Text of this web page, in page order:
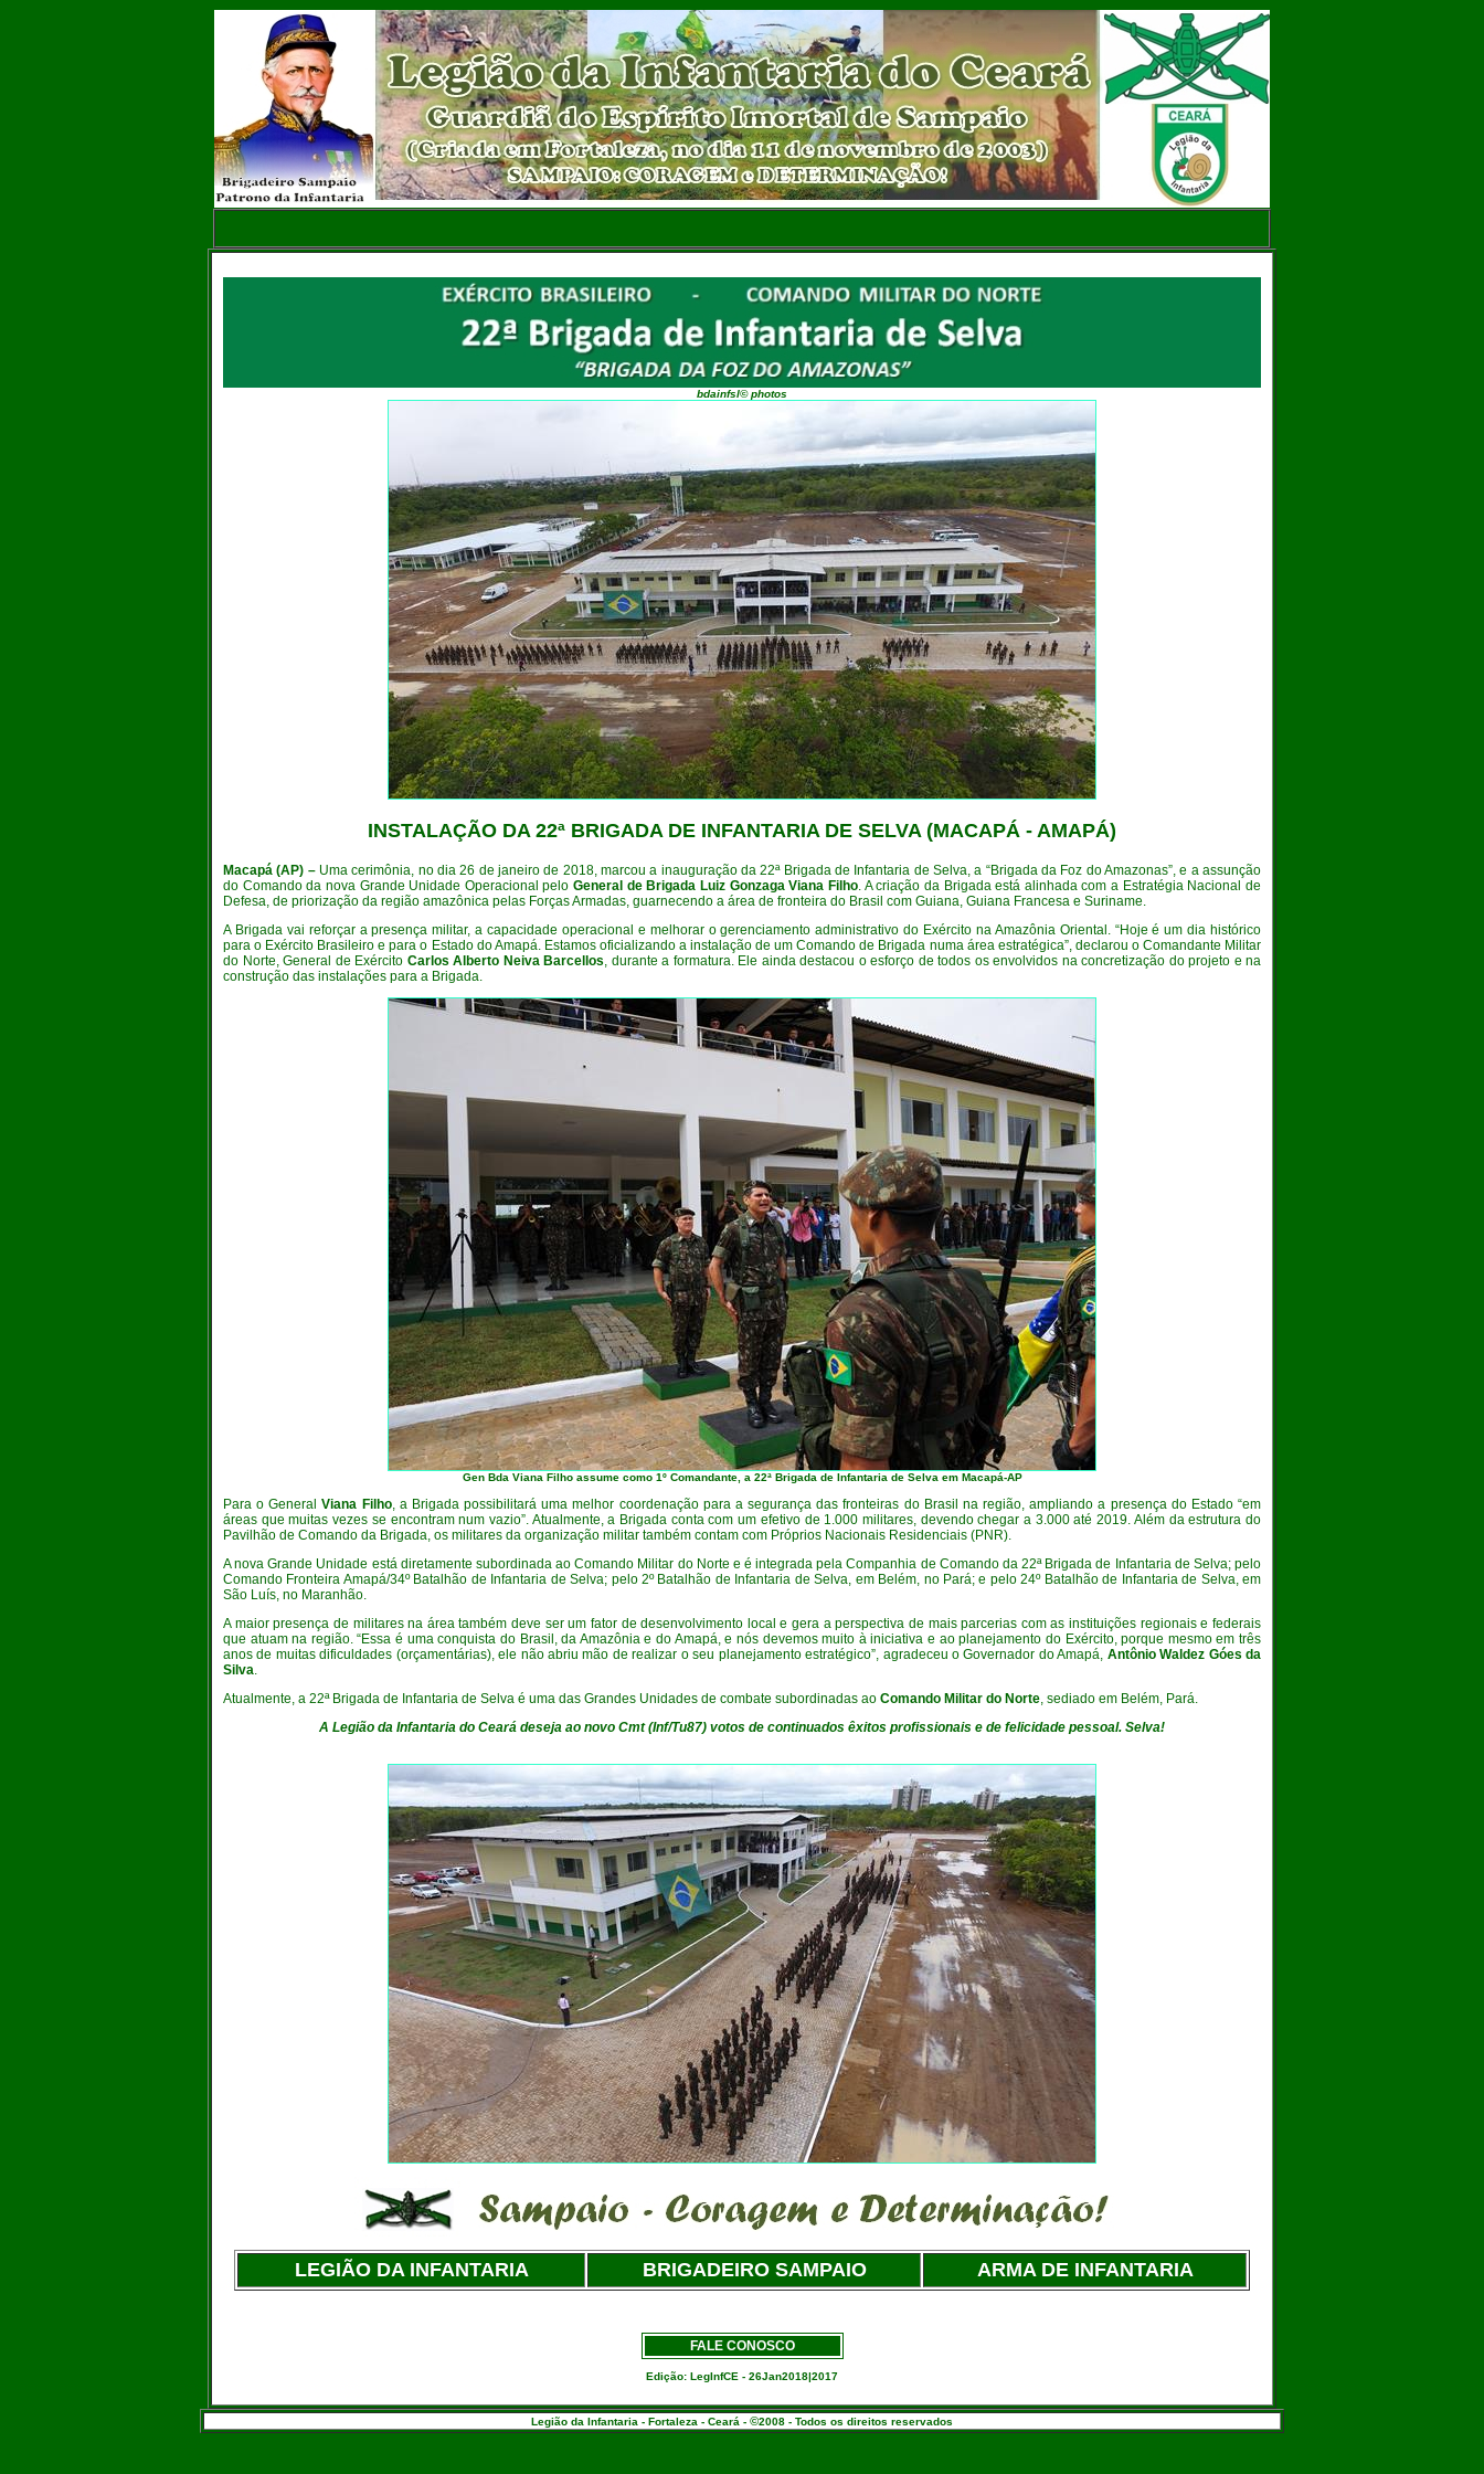
bdainfsl© photos
INSTALAÇÃO DA 22ª BRIGADA DE INFANTARIA DE SELVA(MACAPÁ - AMAPÁ)
Macapá (AP) –Uma cerimônia, no dia 26 de janeiro de 2018, marcou a inauguração da 22ª Brigada de Infantaria de Selva, a “Brigada da Foz do Amazonas”, e a assunção
do Comando da nova Grande Unidade Operacional peloGeneral de Brigada Luiz Gonzaga Viana Filho. A criação da Brigada está alinhada com a Estratégia Nacional de
Defesa, de priorização da região amazônica pelas Forças Armadas, guarnecendo a área de fronteira do Brasil com Guiana, Guiana Francesa e Suriname.
A Brigada vai reforçar a presença militar, a capacidade operacional e melhorar o gerenciamento administrativo do Exército na Amazônia Oriental. “Hoje é um dia histórico
para o Exército Brasileiro e para o Estado do Amapá. Estamos oficializando a instalação de um Comando de Brigada numa área estratégica”, declarou o Comandante Militar
do Norte, General de Exército Carlos Alberto Neiva Barcellos, durante a formatura. Ele ainda destacou o esforço de todos os envolvidos na concretização do projeto e na
construção das instalações para a Brigada.
Gen Bda Viana Filho assume como 1º Comandante, a 22ª Brigada de Infantaria de Selva em Macapá-AP
Para o GeneralViana Filho, a Brigada possibilitará uma melhor coordenação para a segurança das fronteiras do Brasil na região, ampliando a presença do Estado “em
áreas que muitas vezes se encontram num vazio”. Atualmente, a Brigada conta com um efetivo de 1.000 militares, devendo chegar a 3.000 até 2019. Além da estrutura do
Pavilhão de Comando da Brigada, os militares da organização militar também contam com Próprios Nacionais Residenciais (PNR).
A nova Grande Unidade está diretamente subordinada ao Comando Militar do Norte e é integrada pela Companhia de Comando da 22ª Brigada de Infantaria de Selva; pelo
Comando Fronteira Amapá/34º Batalhão de Infantaria de Selva; pelo 2º Batalhão de Infantaria de Selva, em Belém, no Pará; e pelo 24º Batalhão de Infantaria de Selva, em
São Luís, no Maranhão.
A maior presença de militares na área também deve ser um fator de desenvolvimento local e gera a perspectiva de mais parcerias com as instituições regionais e federais
que atuam na região. “Essa é uma conquista do Brasil, da Amazônia e do Amapá, e nós devemos muito à iniciativa e ao planejamento do Exército, porque mesmo em três
anos de muitas dificuldades (orçamentárias), ele não abriu mão de realizar o seu planejamento estratégico”, agradeceu o Governador do Amapá, Antônio Waldez Góes da
Silva.
Atualmente, a 22ª Brigada de Infantaria de Selva é uma das Grandes Unidades de combate subordinadas ao Comando Militar do Norte, sediado em Belém, Pará.
A Legião da Infantaria do Ceará deseja ao novo Cmt (Inf/Tu87) votos de continuados êxitos profissionais e de felicidade pessoal. Selva!
LEGIÃO DA INFANTARIA BRIGADEIRO SAMPAIO ARMA DE INFANTARIA
FALE CONOSCO
Edição: LegInfCE - 26Jan2018|2017
Legião da Infantaria - Fortaleza - Ceará - ©2008 - Todos os direitos reservados